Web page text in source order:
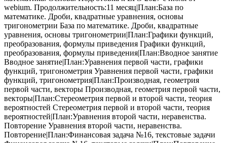
webium. Продолжительность:11 месяц|План:База по
математике. Дроби, квадратные уравнения, основы
тригонометрии База по математике. Дроби, квадратные
уравнения, основы тригонометрии|План:Графики функций,
преобразования, формулы приведения Графики функций,
преобразования, формулы приведения|План:Вводное занятие
Вводное занятие|План:Уравнения первой части, графики
функций, тригонометрия Уравнения первой части, графики
функций, тригонометрия|План:Производная, геометрия
первой части, векторы Производная, геометрия первой части,
векторы|План:Стереометрия первой и второй части, теория
вероятностей Стереометрия первой и второй части, теория
вероятностей|План:Уравнения второй части, неравенства.
Повторение Уравнения второй части, неравенства.
Повторение|План:Финансовая задача №16, текстовые задачи